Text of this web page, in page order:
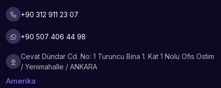
+90 312 911 23 07
+90 507 406 44 98
Cevat Dündar Cd. No: 1 Turuncu Bina 1. Kat 1 Nolu Ofis Ostim
/ Yenimahalle / ANKARA
Amerika